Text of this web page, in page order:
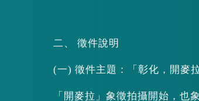
二、 徵件說明
(一) 徵件主題：「彰化，開麥拉
「開麥拉」象徵拍攝開始，